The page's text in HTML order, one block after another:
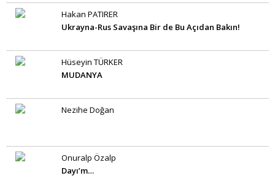
Hakan PATIRER
Ukrayna-Rus Savaşına Bir de Bu Açıdan Bakın!
Hüseyin TÜRKER
MUDANYA
Nezihe Doğan
Onuralp Özalp
Dayı’m…